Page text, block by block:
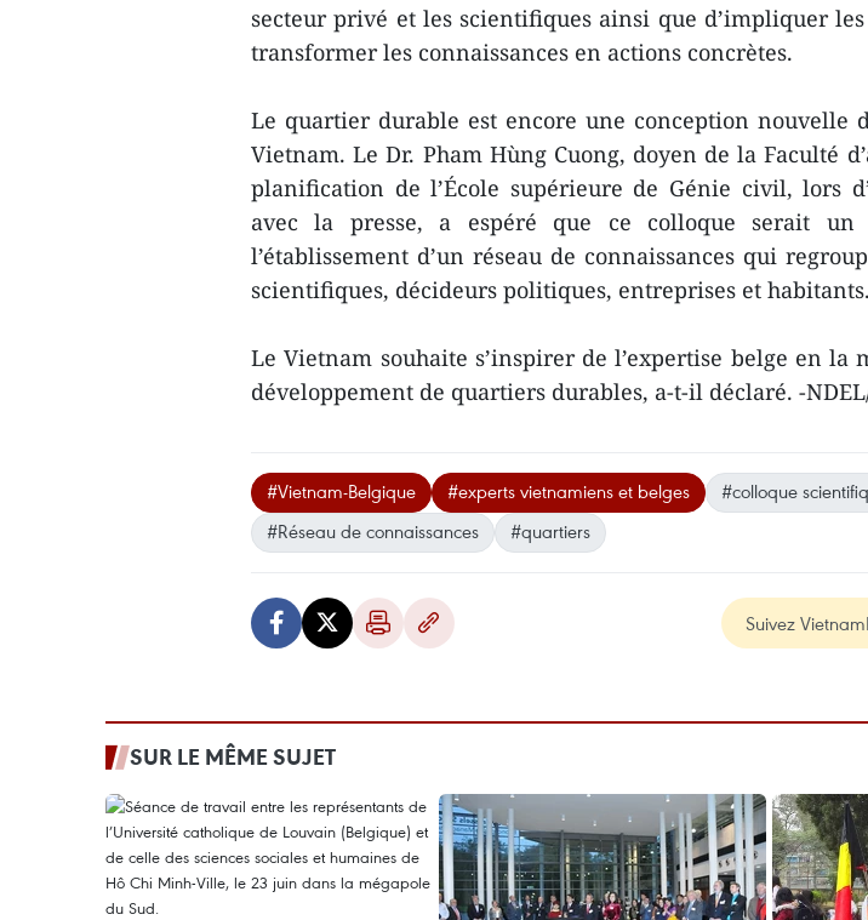
secteur privé et les scientifiques ainsi que ​d’impliquer
transformer les connaissances en actions concrètes.
Le quartier durable est encore une conception nouvelle
Vietnam. Le Dr. Pham Hùng Cuong, doyen de la Faculté
planification de l’École supérieure de Génie civil, lors
avec la presse, a espéré que ​ce colloque serait
l’établissement d’un réseau de connaissances qui
scientifiques, décideurs politiques, entreprises et habitants.
Le Vietnam souhaite s’inspirer de l’expertise belge en la
développement de quartiers durables, a-t-il déclaré. -
#Vietnam-Belgique #experts vietnamiens et belges
#colloque
#Réseau de connaissances
#quartiers
Suivez
SUR LE MÊME SUJET